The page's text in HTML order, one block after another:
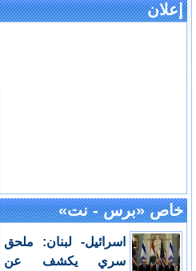
إعلان
خاص «برس - نت»
اسرائيل- لبنان: ملحق
سري يكشف عن